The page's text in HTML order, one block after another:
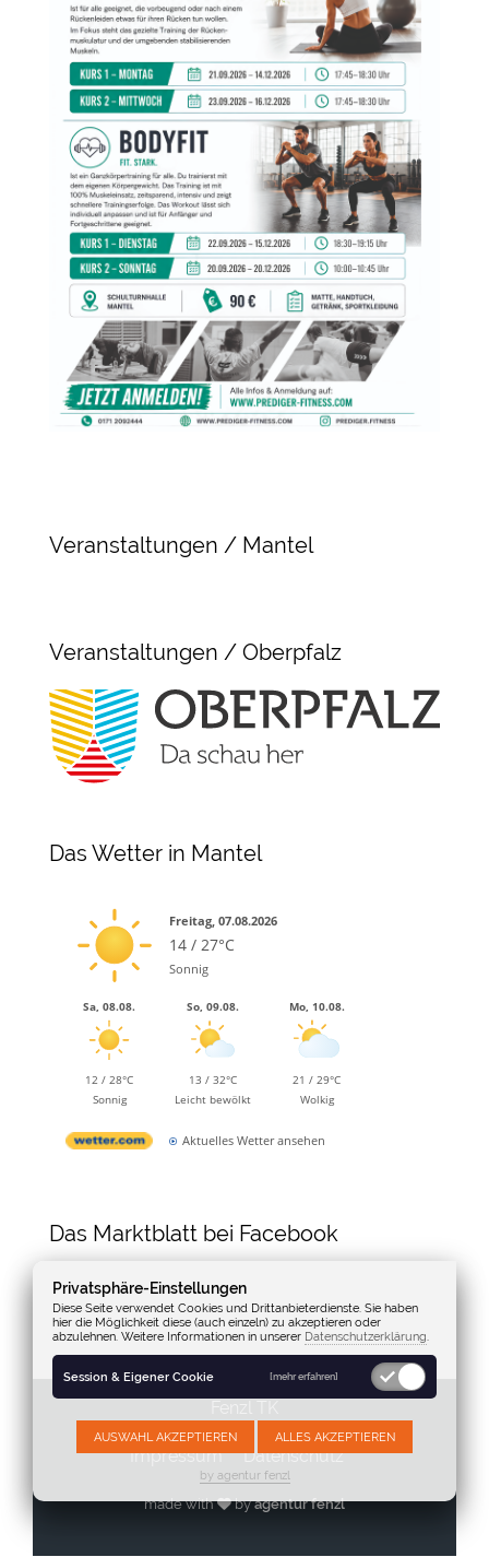
Veranstaltungen / Mantel
Veranstaltungen / Oberpfalz
Das Wetter in Mantel
Freitag, 07.08.2026
14 / 27°C
Sonnig
Sa, 08.08.
12 / 28°C
Sonnig
So, 09.08.
13 / 32°C
Leicht bewölkt
Mo, 10.08.
21 / 29°C
Wolkig
Aktuelles Wetter ansehen
Das Marktblatt bei Facebook
Impressum Datenschutz
made with byagentur fenzl
Privatsphäre-Einstellungen
Diese Seite verwendet Cookies und Drittanbieterdienste. Sie haben
hier die Möglichkeit diese (auch einzeln) zu akzeptieren oder
abzulehnen. Weitere Informationen in unserer Datenschutzerklärung.
Session & Eigener Cookie [mehr erfahren]
by agentur fenzl
AUSWAHL AKZEPTIEREN ALLES AKZEPTIEREN